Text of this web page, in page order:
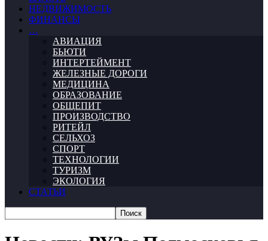
НЕДВИЖИМОСТЬ
ФИНАНСЫ
…
АВИАЦИЯ
БЬЮТИ
ИНТЕРТЕЙМЕНТ
ЖЕЛЕЗНЫЕ ДОРОГИ
МЕДИЦИНА
ОБРАЗОВАНИЕ
ОБЩЕПИТ
ПРОИЗВОДСТВО
РИТЕЙЛ
СЕЛЬХОЗ
СПОРТ
ТЕХНОЛОГИИ
ТУРИЗМ
ЭКОЛОГИЯ
СТАТЬИ